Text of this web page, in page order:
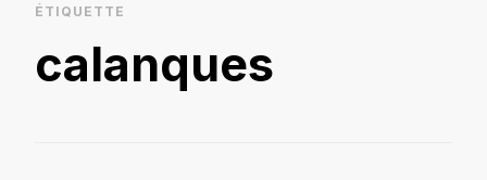
ÉTIQUETTE
calanques